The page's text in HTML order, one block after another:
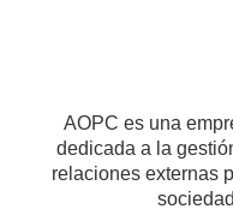
AOPC es una
dedicada a la
relaciones externas